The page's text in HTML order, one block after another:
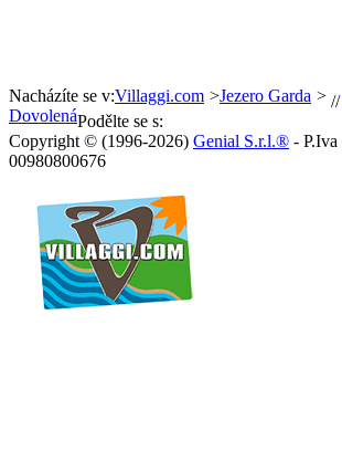
Nacházíte se v:Villaggi.com >Jezero Garda >
Dovolená
//
Podělte se s:
Copyright © (1996-2026) Genial S.r.l.® - P.Iva
00980800676